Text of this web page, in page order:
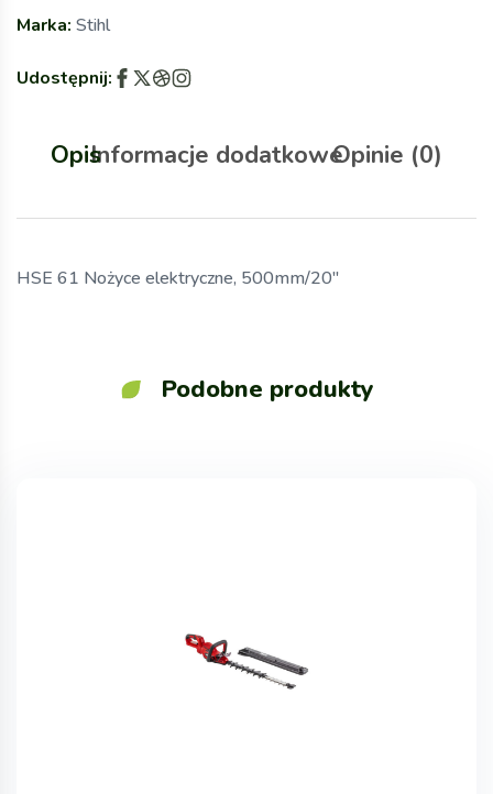
Marka: Stihl
Udostępnij:
OpisInformacje dodatkoweOpinie (0)
HSE 61 Nożyce elektryczne, 500mm/20″
Podobne produkty